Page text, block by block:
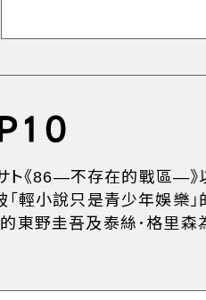
ト《86―不存在的戰區―
輕小說只是青少年娛樂
東野圭吾及泰絲．格里